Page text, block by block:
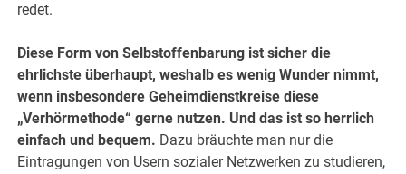
redet.
Diese Form von Selbstoffenbarung ist sicher die
ehrlichste überhaupt, weshalb es wenig Wunder nimmt,
wenn insbesondere Geheimdienstkreise diese
„Verhörmethode“ gerne nutzen. Und das ist so herrlich
einfach und bequem. Dazu bräuchte man nur die
Eintragungen von Usern sozialer Netzwerken zu studieren,